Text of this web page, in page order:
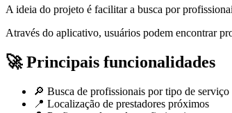
A ideia do projeto é facilitar a busca por
Através do aplicativo, usuários podem encontrar
🚀 Principais funcionalidades
🔎 Busca de profissionais por tipo de serviço
📍 Localização de prestadores próximos